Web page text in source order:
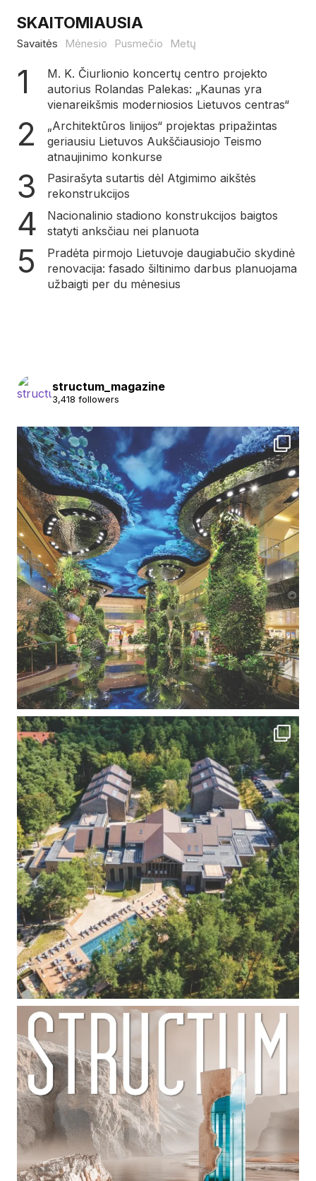
SKAITOMIAUSIA
Savaitės Mėnesio Pusmečio Metų
M. K. Čiurlionio koncertų centro projekto
autorius Rolandas Palekas: „Kaunas yra
vienareikšmis moderniosios Lietuvos centras“
„Architektūros linijos“ projektas pripažintas
geriausiu Lietuvos Aukščiausiojo Teismo
atnaujinimo konkurse
Pasirašyta sutartis dėl Atgimimo aikštės
rekonstrukcijos
Nacionalinio stadiono konstrukcijos baigtos
statyti anksčiau nei planuota
Pradėta pirmojo Lietuvoje daugiabučio skydinė
renovacija: fasado šiltinimo darbus planuojama
užbaigti per du mėnesius
structum_magazine
3,418 followers